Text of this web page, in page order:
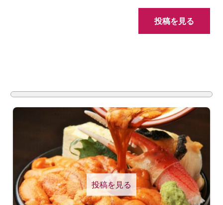
投稿を見る
投稿を見る